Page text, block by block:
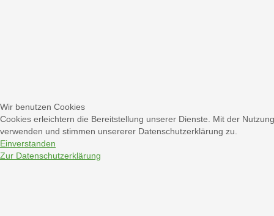
Wir benutzen Cookies
Cookies erleichtern die Bereitstellung unserer Dienste. Mit der
verwenden und stimmen unsererer Datenschutzerklärung zu.
Einverstanden
Zur Datenschutzerklärung